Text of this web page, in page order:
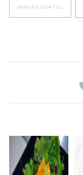
BARA EN SIDA TILL